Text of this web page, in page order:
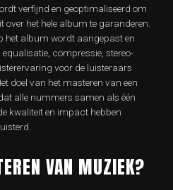
verfijnd en geoptimaliseerd om
het hele album te garanderen.
het album wordt aangepast en
compressie, stereo-
voor de luisteraars
doel van het masteren van een
alle nummers samen als één
kwaliteit en impact hebben
VAN MUZIEK?